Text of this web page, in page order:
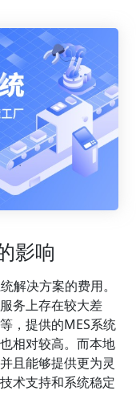
影响
解决方案的费用。
务上存在较大差
，提供的MES系统
相对较高。而本地
且能够提供更为灵
术支持和系统稳定